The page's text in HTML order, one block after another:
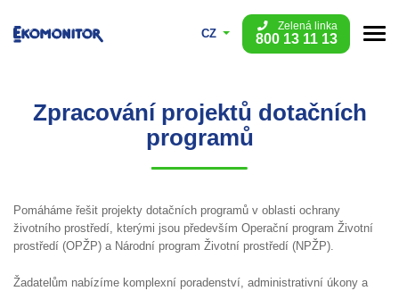
CZ
Zelená linka
800 13 11 13
Zpracování projektů dotačních
programů
Pomáháme řešit projekty dotačních programů v oblasti ochrany
životního prostředí, kterými jsou především Operační program Životní
prostředí (OPŽP) a Národní program Životní prostředí (NPŽP).
Žadatelům nabízíme komplexní poradenství, administrativní úkony a